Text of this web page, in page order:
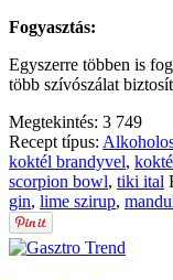
Fogyasztás:
Egyszerre többen is
több szívószálat
Megtekintés: 3 749
Recept típus:
koktél brandyvel,
scorpion bowl, tiki ital
gin, lime szirup,